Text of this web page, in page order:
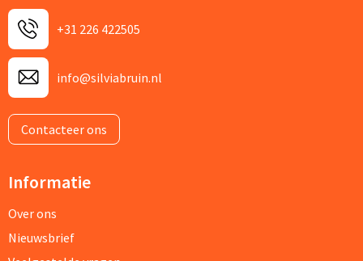
+31 226 422505
info@silviabruin.nl
Contacteer ons
Informatie
Over ons
Nieuwsbrief